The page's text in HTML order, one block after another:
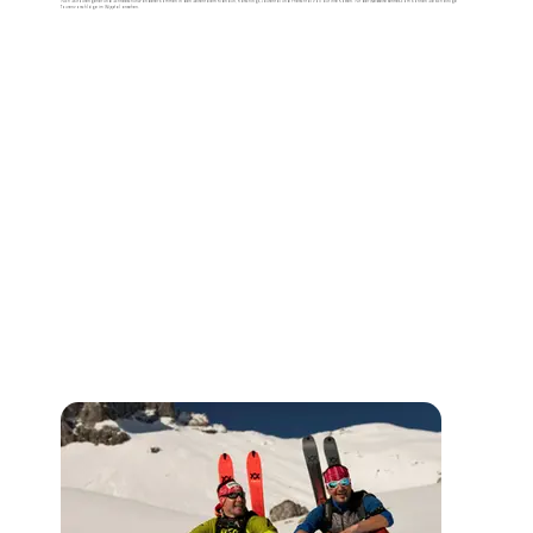
Auch Skitourengeher und Schneeschuhwanderer kommen in den Seitentälern Ridnaun, Ratschings, Jaufental und Pflerschtal voll auf ihre Kosten. Auf der Webseite sentres.com können Sie sich einige
Tourenvorschläge im Wipptal ansehen.